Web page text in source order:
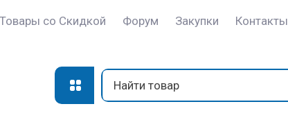
Товары со Скидкой Форум Закупки Контакты